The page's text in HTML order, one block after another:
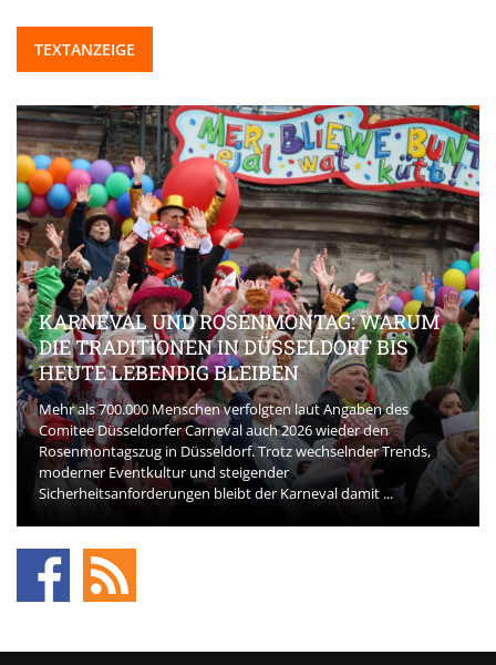
TEXTANZEIGE
KARNEVAL UND ROSENMONTAG: WARUM
DIE TRADITIONEN IN DÜSSELDORF BIS
HEUTE LEBENDIG BLEIBEN
Mehr als 700.000 Menschen verfolgten laut Angaben des
Comitee Düsseldorfer Carneval auch 2026 wieder den
Rosenmontagszug in Düsseldorf. Trotz wechselnder Trends,
moderner Eventkultur und steigender
Sicherheitsanforderungen bleibt der Karneval damit ...